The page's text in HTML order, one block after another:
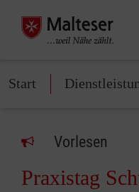
Start
Vorlesen
Praxistag